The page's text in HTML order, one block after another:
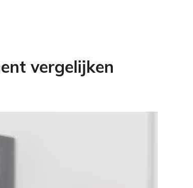
vergelijken